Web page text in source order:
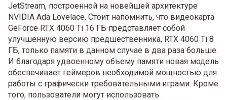
JetStream, построенной на новейшей архитектуре
NVIDIA Ada Lovelace. Стоит напомнить, что видеокарта
GeForce RTX 4060 Ti 16 ГБ представляет собой
улучшенную версию предшественника, RTX 4060 Ti 8
ГБ, только памяти в данном случае в два раза больше.
И благодаря удвоенному объему памяти новая модель
обеспечивает геймеров необходимой мощностью для
работы с графически требовательными играми. Кроме
того, пользователи могут использовать